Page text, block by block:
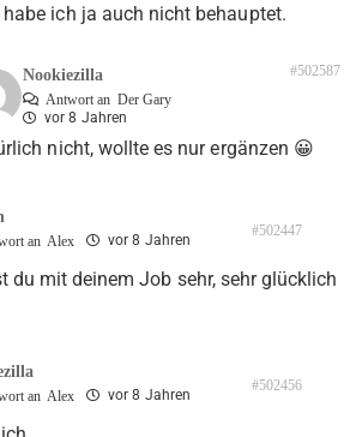
habe ich ja auch nicht behauptet.
Nookiezilla
Antwort an Der Gary
vor 8 Jahren
#502587
nicht, wollte es nur ergänzen 😀
an Alex vor 8 Jahren
#502447
du mit deinem Job sehr, sehr glücklich
an Alex vor 8 Jahren
#502456